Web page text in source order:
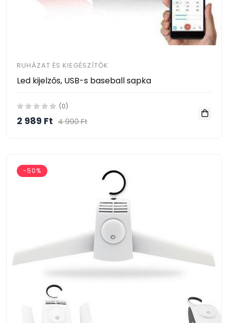
RUHÁZAT ÉS KIEGÉSZÍTŐK
Led kijelzős, USB-s baseball sapka
(0)
2 989 Ft 4 990 Ft
-50%